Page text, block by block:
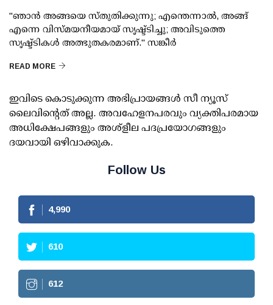
"ഞാൻ അങ്ങയെ സ്തുതിക്കുന്നു; എന്തെന്നാൽ, അങ്ങ്
എന്നെ വിസ്മയനീയമായ് സൃഷ്ട്ടിച്ചു; അവിടുത്തെ
സൃഷ്ട്ടികൾ അത്ഭുതകരമാണ്." സങ്കീർ
READ MORE
ഇവിടെ കൊടുക്കുന്ന അഭിപ്രായങ്ങള്‍ സീ ന്യൂസ്
ലൈവിന്റെത് അല്ല. അവഹേളനപരവും വ്യക്തിപരമായ
അധിക്ഷേപങ്ങളും അശ്‌ളീല പദപ്രയോഗങ്ങളും
ദയവായി ഒഴിവാക്കുക.
Follow Us
4,990
610
612